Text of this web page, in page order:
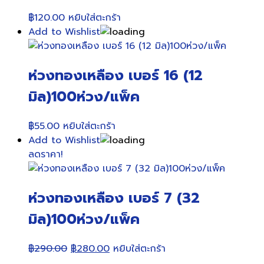
฿120.00 หยิบใส่ตะกร้า
Add to Wishlist
ห่วงทองเหลือง เบอร์ 16 (12
มิล)100ห่วง/แพ็ค
฿55.00 หยิบใส่ตะกร้า
Add to Wishlist
ลดราคา!
ห่วงทองเหลือง เบอร์ 7 (32
มิล)100ห่วง/แพ็ค
฿290.00 Original
฿280.00Current
หยิบใส่ตะกร้า